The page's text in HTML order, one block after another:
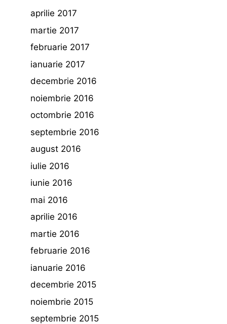
aprilie 2017
martie 2017
februarie 2017
ianuarie 2017
decembrie 2016
noiembrie 2016
octombrie 2016
septembrie 2016
august 2016
iulie 2016
iunie 2016
mai 2016
aprilie 2016
martie 2016
februarie 2016
ianuarie 2016
decembrie 2015
noiembrie 2015
septembrie 2015